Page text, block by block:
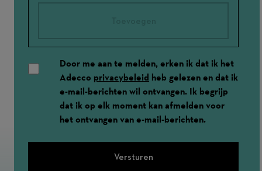
Door me aan te melden, erken ik dat ik het
Adecco privacybeleid heb gelezen en dat ik
e-mail-berichten wil ontvangen. Ik begrijp
dat ik op elk moment kan afmelden voor
het ontvangen van e-mail-berichten.
Versturen